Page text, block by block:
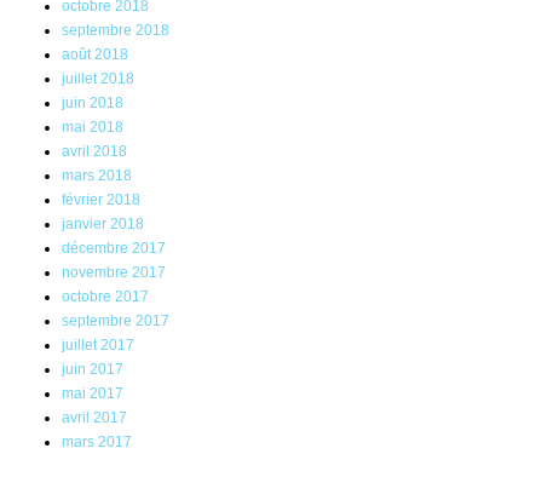
octobre 2018
septembre 2018
août 2018
juillet 2018
juin 2018
mai 2018
avril 2018
mars 2018
février 2018
janvier 2018
décembre 2017
novembre 2017
octobre 2017
septembre 2017
juillet 2017
juin 2017
mai 2017
avril 2017
mars 2017